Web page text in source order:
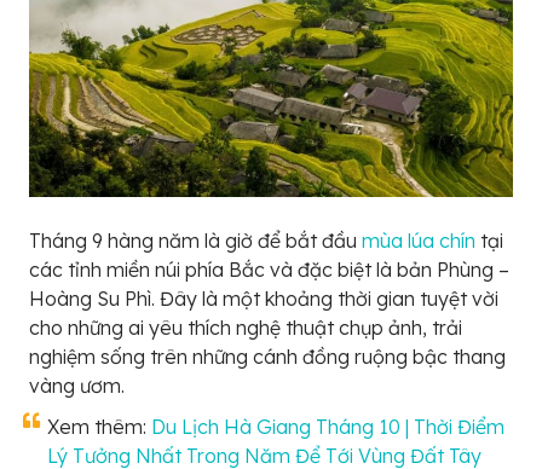
Tháng 9 hàng năm là giờ để bắt đầu mùa lúa chín tại
các tỉnh miền núi phía Bắc và đặc biệt là bản Phùng –
Hoàng Su Phì. Đây là một khoảng thời gian tuyệt vời
cho những ai yêu thích nghệ thuật chụp ảnh, trải
nghiệm sống trên những cánh đồng ruộng bậc thang
vàng ươm.
Xem thêm: Du Lịch Hà Giang Tháng 10 | Thời Điểm
Lý Tưởng Nhất Trong Năm Để Tới Vùng Đất Tây